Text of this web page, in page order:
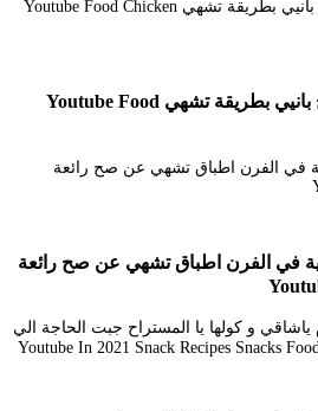
مطبخ ام وليد اجنحة الدجاج بانيي بطريقة تشهي Youtube Food
في الفرن اطباق تشهي عن صح رائعة